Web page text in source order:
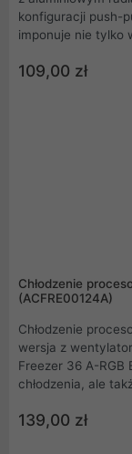
konfiguracji push-
imponuje nie tylko
designem.
przykręcaną
wtopienie się w
109,00 zł
Chłodzenie
(ACFRE00124A)
Chłodzenie
wersja z
Freezer 36 A-RGB
chłodzenia, ale
cieplnych są
pozwala na
139,00 zł